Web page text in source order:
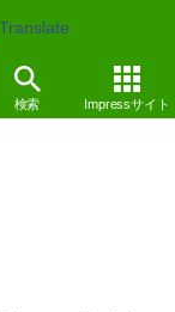
Translate
検索 Impressサイト